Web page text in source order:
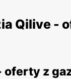
Qilive -
oferty z